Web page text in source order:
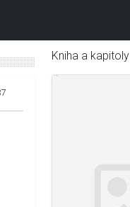
Kniha a kapitoly